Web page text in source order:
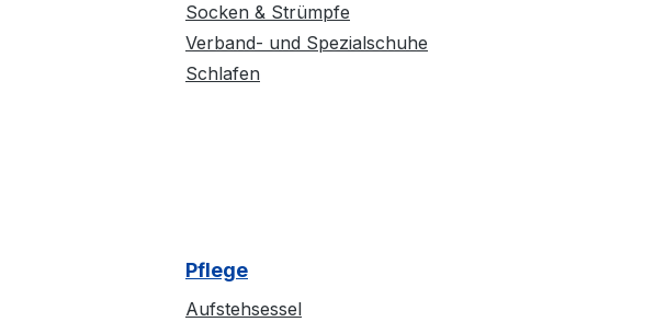
Socken & Strümpfe
Verband- und Spezialschuhe
Schlafen
Pflege
Aufstehsessel